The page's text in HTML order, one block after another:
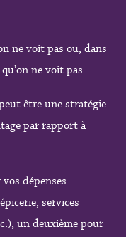
ne voit pas ou, dans
ne voit pas.
être une stratégie
par rapport à
dépenses
services
un deuxième pour